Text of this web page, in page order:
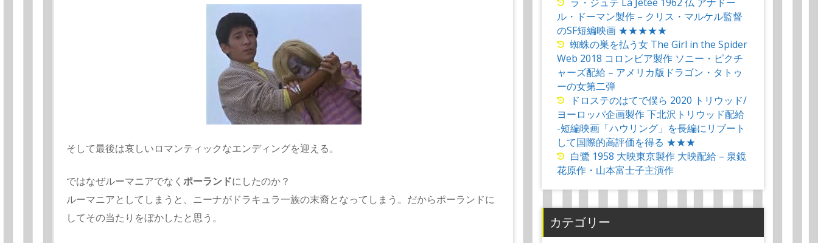
そして最後は哀しいロマンティックなエンディングを迎える。
ではなぜルーマニアでなく ポーランドにしたのか？
ルーマニアとしてしまうと、ニーナが ドラキュラ一族の末裔となってしまう。だからポーランドに
してその当たりをぼかしたと思う。
ル・ドーマン製作 – クリス・マルケル監督
のSF短編映画 ★★★★★
蜘蛛の巣を払う女 The Girl in the Spider
Web 2018 コロンビア製作 ソニー・ピクチ
ャーズ配給 – アメリカ版ドラゴン・タトゥ
ーの女第二弾
ドロステのはてで僕ら 2020 トリウッド/
ヨーロッパ企画製作 下北沢トリウッド配給
-短編映画「ハウリング」を長編にリブート
して国際的高評価を得る ★★★
白鷺 1958 大映東京製作 大映配給 – 泉鏡
花原作・山本富士子主演作
カテゴリー